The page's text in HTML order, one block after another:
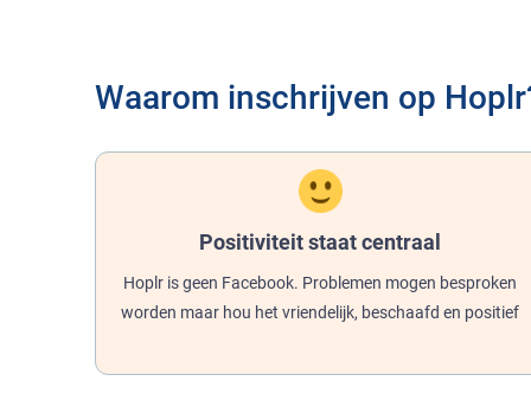
Waarom inschrijven op
Positiviteit staat centraal
Hoplr is geen Facebook. Problemen mogen besproken
worden maar hou het vriendelijk, beschaafd en positief